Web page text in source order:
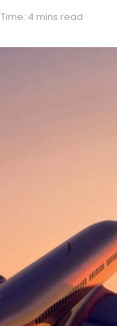
4 mins read